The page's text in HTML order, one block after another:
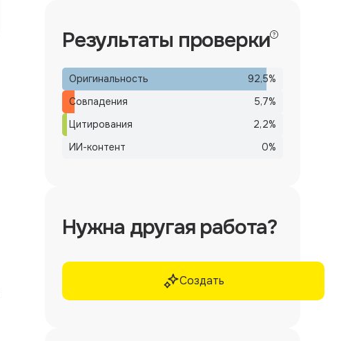
Результаты проверки
Оригинальность 92,5%
Совпадения
5,7%
Цитирования
2,2%
ИИ-контент
0%
Нужна другая работа?
Создать